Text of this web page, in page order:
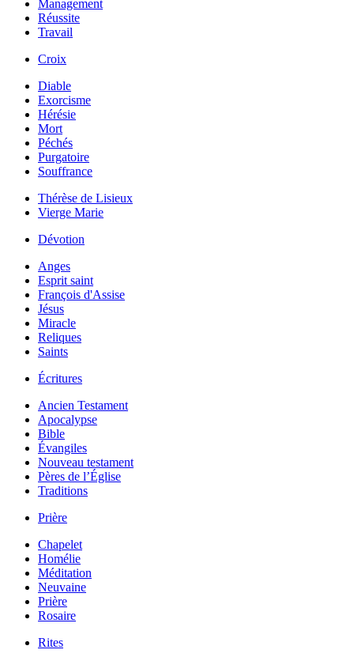
Management
Réussite
Travail
Croix
Diable
Exorcisme
Hérésie
Mort
Péchés
Purgatoire
Souffrance
Thérèse de Lisieux
Vierge Marie
Dévotion
Anges
Esprit saint
François d'Assise
Jésus
Miracle
Reliques
Saints
Écritures
Ancien Testament
Apocalypse
Bible
Évangiles
Nouveau testament
Pères de l’Église
Traditions
Prière
Chapelet
Homélie
Méditation
Neuvaine
Prière
Rosaire
Rites